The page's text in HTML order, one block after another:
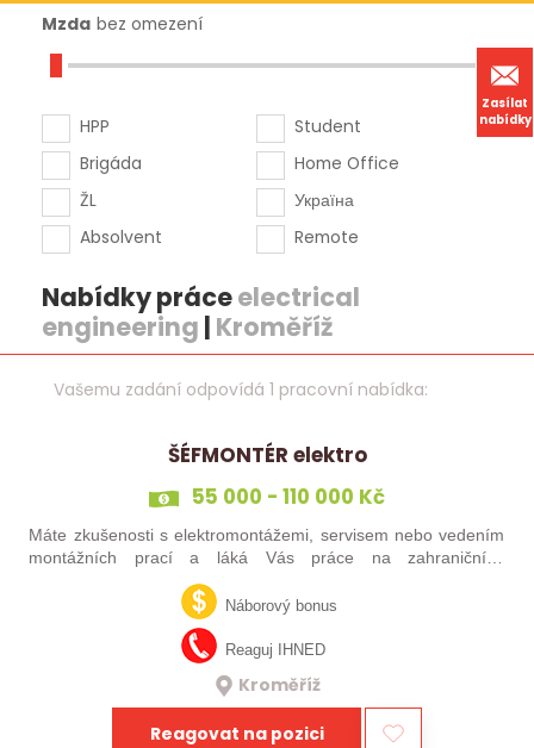
Zasílat
nabídky
Mzda bez omezení
HPP
Brigáda
ŽL
Absolvent
Student
Home Office
Україна
Remote
Nabídky práceelectrical
engineering | Kroměříž
Vašemu zadání odpovídá 1 pracovní nabídka:
ŠÉFMONTÉR elektro
55 000 - 110 000 Kč
Máte zkušenosti s elektromontážemi, servisem nebo vedením
montážních prací a láká Vás práce na zahraničních
projektech? Nebo jste šikovný elektrikář či elektromontér, který
už nechce být jen „řadový…Náborový bonus
Reaguj IHNED
Kroměříž
Reagovat na pozici